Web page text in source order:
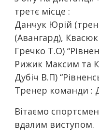
третє місце :
Данчук Юрій
(Авангард),
Гречко Т.О)
Рижик Максим та
Дубіч В.П)
Тренер команди :
Вітаємо
вдалим виступом.